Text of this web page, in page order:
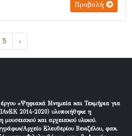
Προβολή
5 ›
«Ψηφιακά Μνημεία και Τεκμήρια για
2014-2020) υλοποιήθηκε η
και αρχειακού υλικού.
Αρχείο Ελευθερίου Βενιζέλου, φακ.